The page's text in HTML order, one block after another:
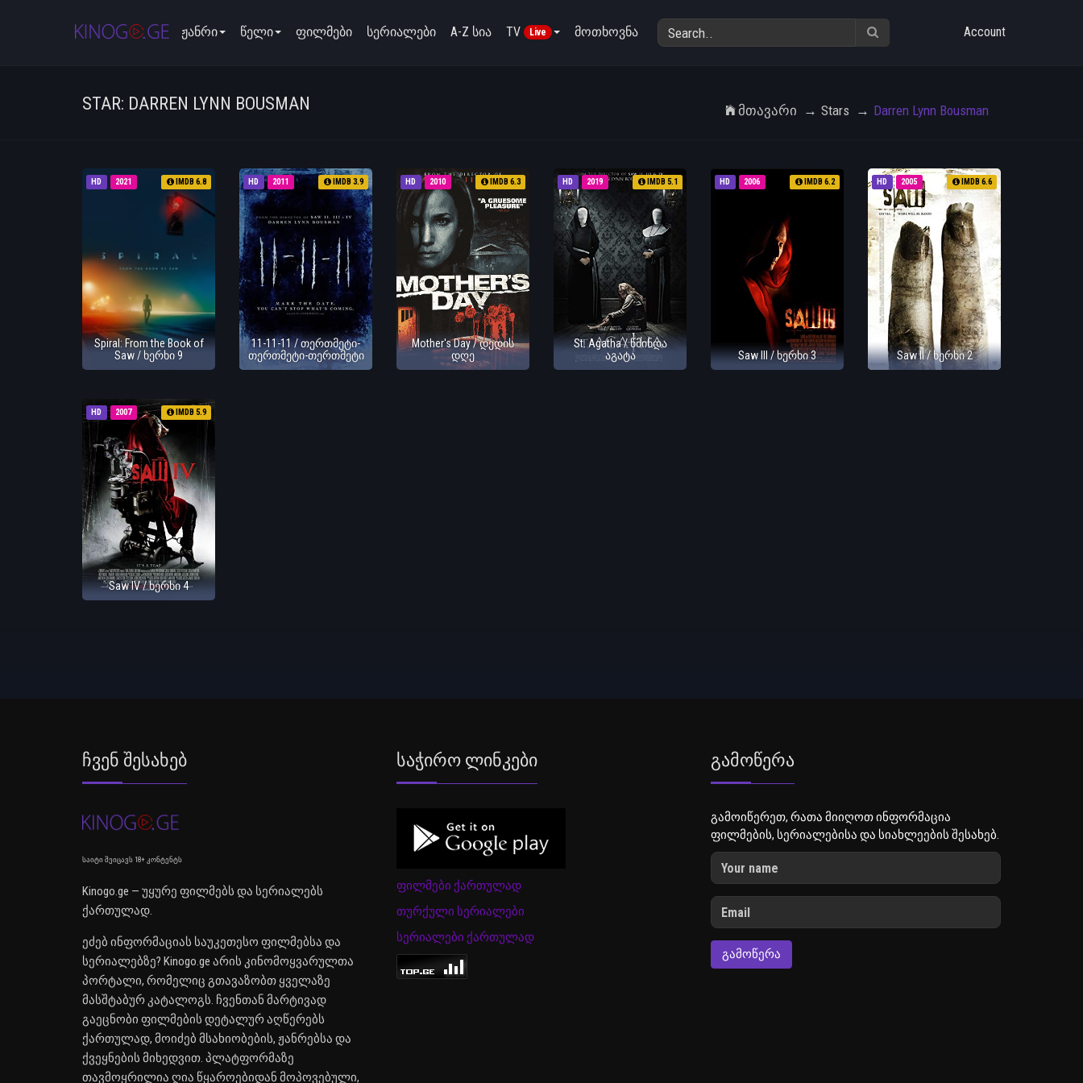
ჟანრი წელი ფილმები სერიალები A-Z სია TV Live მოთხოვნა Account
STAR: DARREN LYNN BOUSMAN Მთავარი Stars Darren Lynn Bousman
HD 2021 IMDB 6.8
Spiral: From the Book of
Saw / ხერხი 9
HD 2011 IMDB 3.9
11-11-11 / თერთმეტი-
თერთმეტი-თერთმეტი
HD 2010 IMDB 6.3
Mother's Day / დედის
დღე
HD 2019 IMDB 5.1
St. Agatha / წმინდა
აგატა
HD 2006 IMDB 6.2
Saw III / ხერხი 3
HD 2005 IMDB 6.6
Saw II / ხერხი 2
HD 2007 IMDB 5.9
Saw IV / ხერხი 4
Ჩვენ Შესახებ
საიტი შეიცავს 18+ კონტენტს
Kinogo.ge — უყურე ფილმებს და სერიალებს
ქართულად.
ეძებ ინფორმაციას საუკეთესო ფილმებსა და
სერიალებზე? Kinogo.ge არის კინომოყვარულთა
პორტალი, რომელიც გთავაზობთ ყველაზე
მასშტაბურ კატალოგს. ჩვენთან მარტივად
გაეცნობი ფილმების დეტალურ აღწერებს
ქართულად, მოიძებ მსახიობების, ჟანრებსა და
ქვეყნების მიხედვით. პლატფორმაზე
თავმოყრილია ღია წყაროებიდან მოპოვებული,
Საჭირო Ლინკები
ფილმები ქართულად
თურქული სერიალები
სერიალები ქართულად
Გამოწერა
გამოიწერეთ, რათა მიიღოთ ინფორმაცია
ფილმების, სერიალებისა და სიახლეების შესახებ.
ᲒᲐᲛᲝᲬᲔᲠᲐ